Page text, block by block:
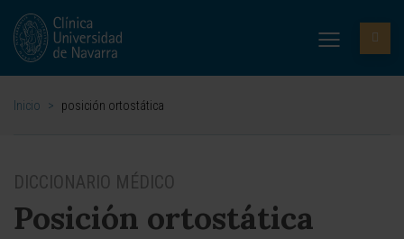
Inicio > posición ortostática
DICCIONARIO MÉDICO
Posición ortostática